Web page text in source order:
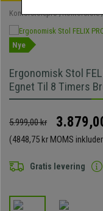
Kontorstolepro Kontorstole
Nye
Ergonomisk Stol
Egnet Til 8 Timers
5.999,00 kr
(4848,75 kr MOMS
Gratis levering